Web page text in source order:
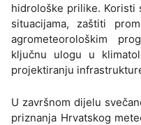
hidrološke prilike. Koristi
situacijama, zaštiti
agrometeorološkim
ključnu ulogu u
projektiranju
U završnom dijelu
priznanja Hrvatskog